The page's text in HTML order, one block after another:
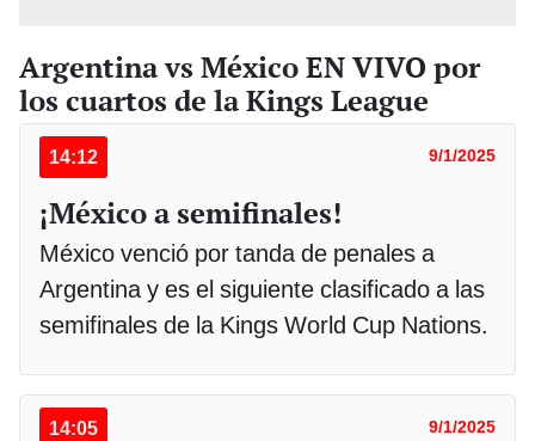
Argentina vs México EN VIVO por
los cuartos de la Kings League
14:12 9/1/2025
¡México a semifinales!
México venció por tanda de penales a
Argentina y es el siguiente clasificado a las
semifinales de la Kings World Cup Nations.
14:05 9/1/2025